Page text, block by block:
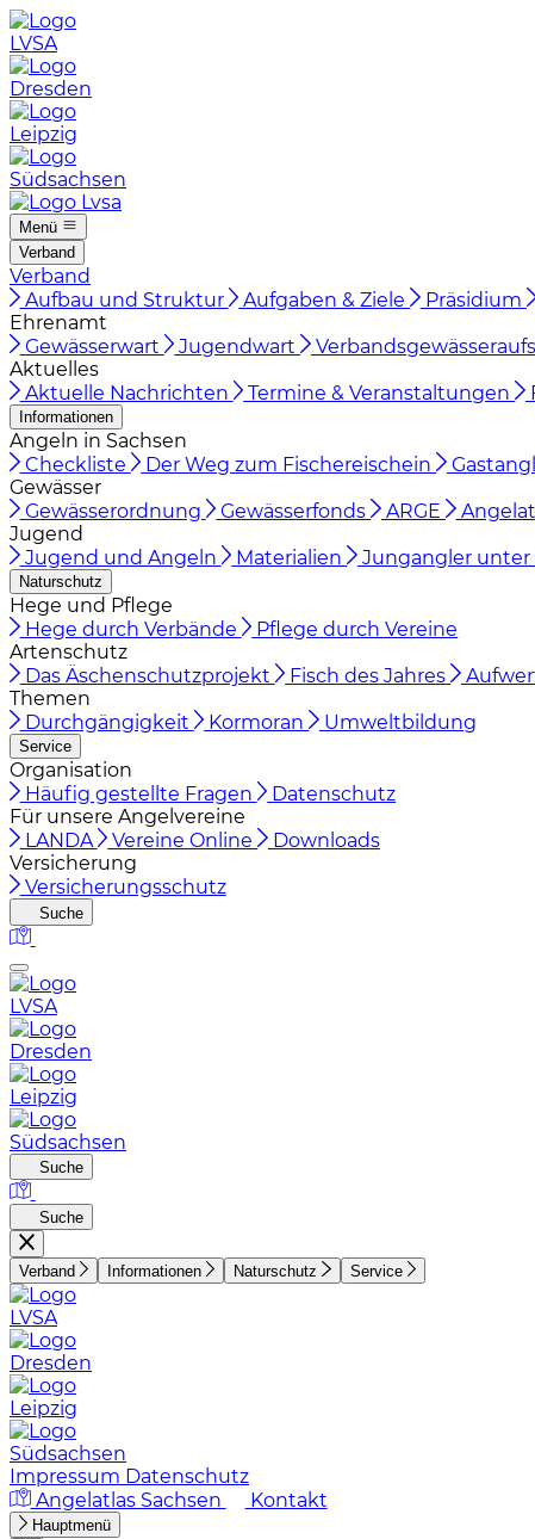
LVSA
Dresden
Leipzig
Südsachsen
Menü
Verband
Verband
Aufbau und Struktur
Aufgaben & Ziele Präsidium
Ehrenamt
Gewässerwart
Jugendwart
Aktuelles
Aktuelle Nachrichten
Termine & Veranstaltungen
Informationen
Angeln in Sachsen
Checkliste
Der Weg zum Fischereischein
Gewässer
Gewässerordnung
Gewässerfonds ARGE
Jugend
Jugend und Angeln
Materialien Jungangler unter
Naturschutz
Hege und Pflege
Hege durch Verbände
Pflege durch Vereine
Artenschutz
Das Äschenschutzprojekt
Fisch des Jahres
Themen
Durchgängigkeit
Kormoran Umweltbildung
Service
Organisation
Häufig gestellte Fragen
Datenschutz
Für unsere Angelvereine
LANDA
Vereine Online Downloads
Versicherung
Versicherungsschutz
Suche
LVSA
Dresden
Leipzig
Südsachsen
Suche
Suche
Verband Informationen Naturschutz Service
LVSA
Dresden
Leipzig
Südsachsen
Impressum Datenschutz
Angelatlas Sachsen
Kontakt
Hauptmenü